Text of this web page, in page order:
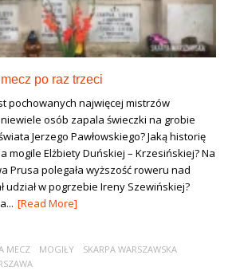
po raz trzeci
pochowanych najwięcej mistrzów
osób zapala świeczki na grobie
Jerzego Pawłowskiego? Jaką historię
mogile Elżbiety Duńskiej – Krzesińskiej? Na
Prusa polegała wyższość roweru nad
udział w pogrzebie Ireny Szewińskiej?
[Read More]
MECZ MOGIŁY
SKARPA WARSZAWSKA